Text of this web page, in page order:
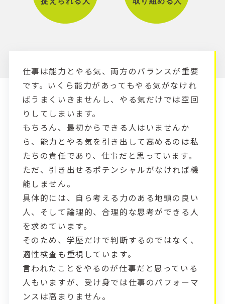
仕事は能力とやる気、両方のバランスが重要
です。いくら能力があってもやる気がなけれ
ばうまくいきませんし、やる気だけでは空回
りしてしまいます。
もちろん、最初からできる人はいませんか
ら、能力とやる気を引き出して高めるのは私
たちの責任であり、仕事だと思っています。
ただ、引き出せるポテンシャルがなければ機
能しません。
具体的には、自ら考える力のある地頭の良い
人、そして論理的、合理的な思考ができる人
を求めています。
そのため、学歴だけで判断するのではなく、
適性検査も重視しています。
言われたことをやるのが仕事だと思っている
人もいますが、受け身では仕事のパフォーマ
ンスは高まりません。